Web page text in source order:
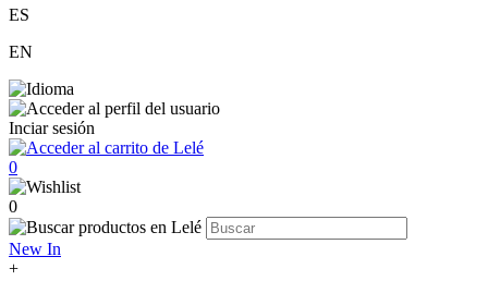
ES
EN
Inciar sesión
0
0
New In
+